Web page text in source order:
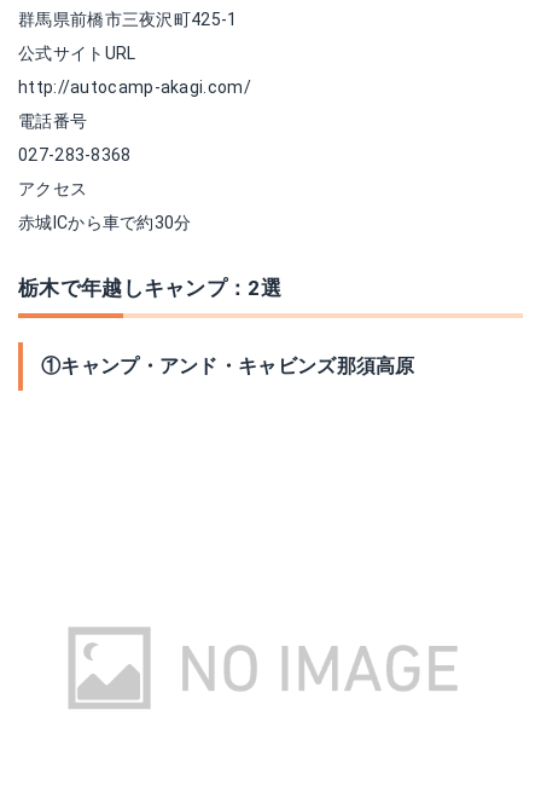
群馬県前橋市三夜沢町425-1
公式サイトURL
http://autocamp-akagi.com/
電話番号
027-283-8368
アクセス
赤城ICから車で約30分
栃木で年越しキャンプ：2選
①キャンプ・アンド・キャビンズ那須高原